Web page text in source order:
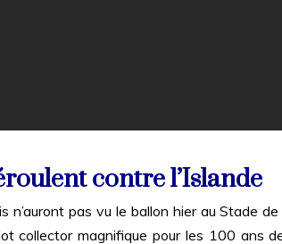
contre l’Islande
n’auront pas vu le ballon hier au Stade
collector magnifique pour les 100 ans